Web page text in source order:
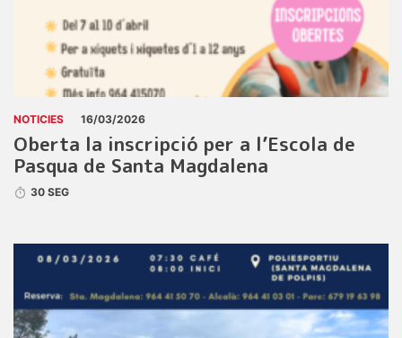
NOTICIES 16/03/2026
Oberta la inscripció per a l’Escola de
Pasqua de Santa Magdalena
30 SEG